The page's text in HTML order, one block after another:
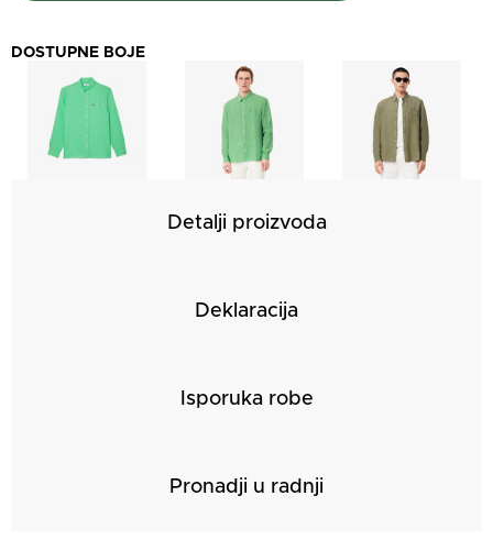
DOSTUPNE BOJE
Detalji proizvoda
Deklaracija
Isporuka robe
Pronadji u radnji